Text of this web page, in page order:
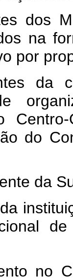
dos
na
por
da
do
da
no